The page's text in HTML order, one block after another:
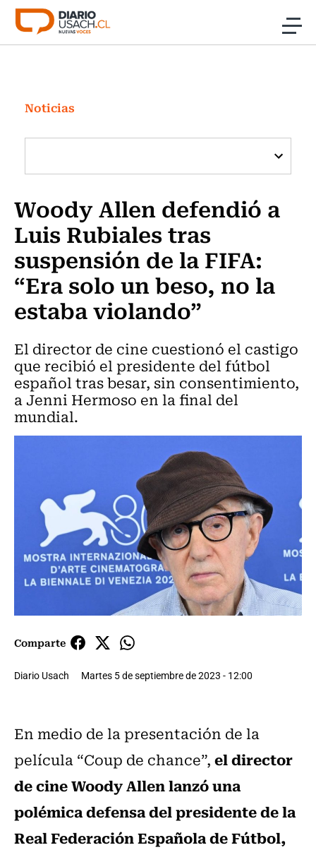
Click acá para ir directamente al contenido
Investigación
Cultura
Programas Radio y TV Usach
Noticias
Woody Allen defendió a
Luis Rubiales tras
suspensión de la FIFA:
“Era solo un beso, no la
estaba violando”
El director de cine cuestionó el castigo
que recibió el presidente del fútbol
español tras besar, sin consentimiento,
a Jenni Hermoso en la final del
mundial.
Comparte
Diario Usach Martes 5 de septiembre de 2023 - 12:00
En medio de la presentación de la
película “Coup de chance”,el director
de cine Woody Allen lanzó una
polémica defensa del presidente de la
Real Federación Española de Fútbol,